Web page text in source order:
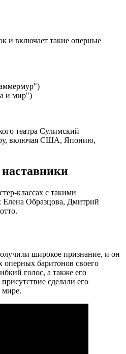
и включает такие оперные
и мир")
театра Сулимский
включая США, Японию,
классах с такими
Образцова, Дмитрий
широкое признание, и он
оперных баритонов своего
голос, а также его
сделали его